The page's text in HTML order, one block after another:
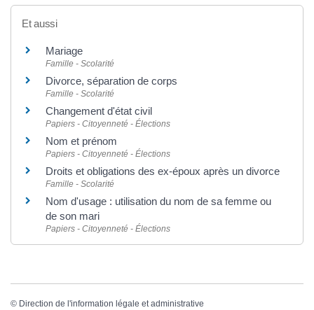
Et aussi
Mariage
Famille - Scolarité
Divorce, séparation de corps
Famille - Scolarité
Changement d'état civil
Papiers - Citoyenneté - Élections
Nom et prénom
Papiers - Citoyenneté - Élections
Droits et obligations des ex-époux après un divorce
Famille - Scolarité
Nom d'usage : utilisation du nom de sa femme ou
de son mari
Papiers - Citoyenneté - Élections
© Direction de l'information légale et administrative